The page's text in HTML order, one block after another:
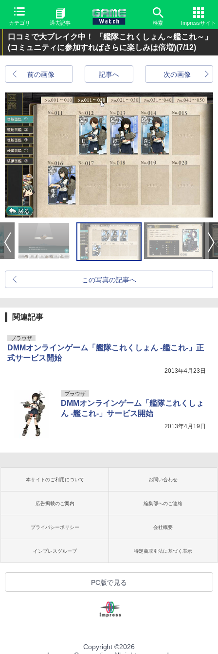
カテゴリ 過去記事 検索 Impressサイト
口コミで大ブレイク中！ 「艦隊これくしょん～艦これ～」
(コミュニティに参加すればさらに楽しみは倍増)(7/12)
前の画像 次の画像
記事へ
この写真の記事へ
関連記事
ブラウザ
DMMオンラインゲーム「艦隊これくしょん -艦これ-」正
式サービス開始
2013年4月23日
ブラウザ
DMMオンラインゲーム「艦隊これくしょ
ん -艦これ-」サービス開始
2013年4月19日
本サイトのご利用について お問い合わせ
広告掲載のご案内 編集部へのご連絡
プライバシーポリシー 会社概要
インプレスグループ 特定商取引法に基づく表示
PC版で見る
Copyright ©2026